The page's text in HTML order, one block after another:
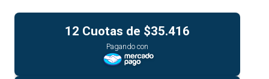
12 Cuotas de $35.416
Pagando con